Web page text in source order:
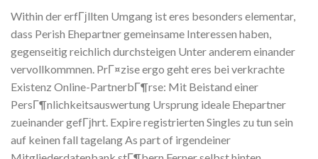
Within der erfГјllten Umgang ist eres besonders elementar,
dass Perish Ehepartner gemeinsame Interessen haben,
gegenseitig reichlich durchsteigen Unter anderem einander
vervollkommnen. PrГ¤zise ergo geht eres bei verkrachte
Existenz Online-PartnerbГ¶rse: Mit Beistand einer
PersГ¶nlichkeitsauswertung Ursprung ideale Ehepartner
zueinander gefГјhrt. Expire registrierten Singles zu tun sein
auf keinen fall tagelang As part of irgendeiner